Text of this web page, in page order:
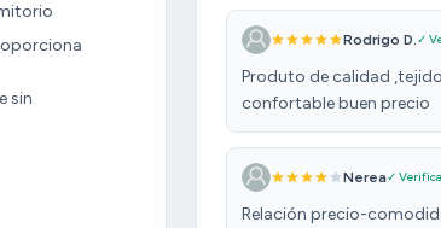
sin
Rodrigo D. ✓
Produto de calidad
confortable buen precio
Nerea✓
Relación precio-